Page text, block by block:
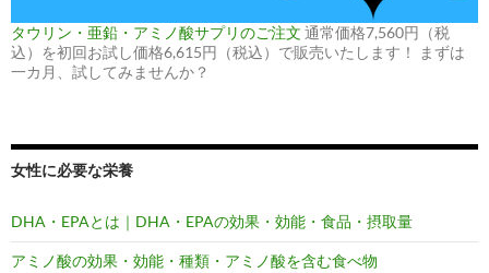
タウリン・亜鉛・アミノ酸サプリのご注文 通常価格7,560円（税
込）を初回お試し価格6,615円（税込）で販売いたします！ まずは
一カ月、試してみませんか？
女性に必要な栄養
DHA・EPAとは｜DHA・EPAの効果・効能・食品・摂取量
アミノ酸の効果・効能・種類・アミノ酸を含む食べ物